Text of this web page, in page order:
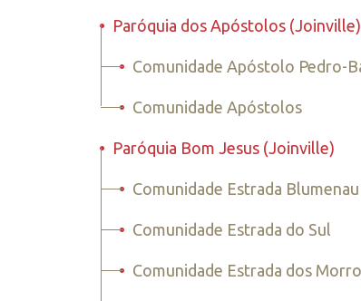
• Paróquia dos Apóstolos (Joinville)
• Comunidade Apóstolo Pedro-
• Comunidade Apóstolos
• Paróquia Bom Jesus (Joinville)
• Comunidade Estrada Blumenau
• Comunidade Estrada do Sul
• Comunidade Estrada dos